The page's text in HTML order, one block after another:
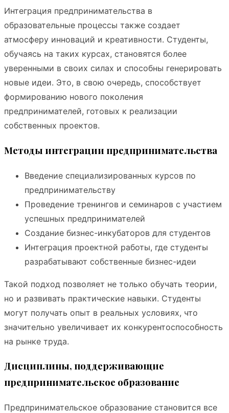
Интеграция предпринимательства в
образовательные процессы также создает
атмосферу инноваций и креативности. Студенты,
обучаясь на таких курсах, становятся более
уверенными в своих силах и способны генерировать
новые идеи. Это, в свою очередь, способствует
формированию нового поколения
предпринимателей, готовых к реализации
собственных проектов.
Методы интеграции предпринимательства
Введение специализированных курсов по
предпринимательству
Проведение тренингов и семинаров с участием
успешных предпринимателей
Создание бизнес-инкубаторов для студентов
Интеграция проектной работы, где студенты
разрабатывают собственные бизнес-идеи
Такой подход позволяет не только обучать теории,
но и развивать практические навыки. Студенты
могут получать опыт в реальных условиях, что
значительно увеличивает их конкурентоспособность
на рынке труда.
Дисциплины, поддерживающие
предпринимательское образование
Предпринимательское образование становится все